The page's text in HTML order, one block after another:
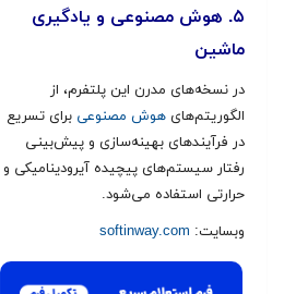
۵. هوش مصنوعی و یادگیری
ماشین
در نسخه‌های مدرن این پلتفرم، از
الگوریتم‌های هوش مصنوعی برای تسریع
در فرآیندهای بهینه‌سازی و پیش‌بینی
رفتار سیستم‌های پیچیده آیرودینامیکی و
حرارتی استفاده می‌شود.
وبسایت: softinway.com